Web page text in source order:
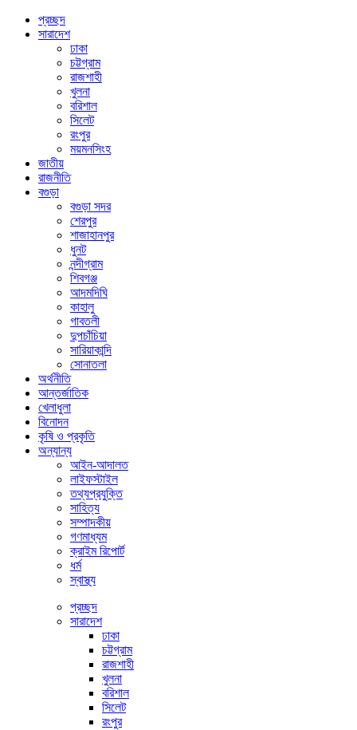
প্রচ্ছদ
সারাদেশ
ঢাকা
চট্টগ্রাম
রাজশাহী
খুলনা
বরিশাল
সিলেট
রংপুর
ময়মনসিংহ
জাতীয়
রাজনীতি
বগুড়া
বগুড়া সদর
শেরপুর
শাজাহানপুর
ধুনট
নন্দীগ্রাম
শিবগঞ্জ
আদমদিঘি
কাহালু
গাবতলী
দুপচাঁচিয়া
সারিয়াকান্দি
সোনাতলা
অর্থনীতি
আন্তর্জাতিক
খেলাধুলা
বিনোদন
কৃষি ও প্রকৃতি
অন্যান্য
আইন-আদালত
লাইফস্টাইল
তথ্যপ্রযুক্তি
সাহিত্য
সম্পাদকীয়
গণমাধ্যম
ক্রাইম রিপোর্ট
ধর্ম
স্বাস্থ্য
প্রচ্ছদ
সারাদেশ
ঢাকা
চট্টগ্রাম
রাজশাহী
খুলনা
বরিশাল
সিলেট
রংপুর